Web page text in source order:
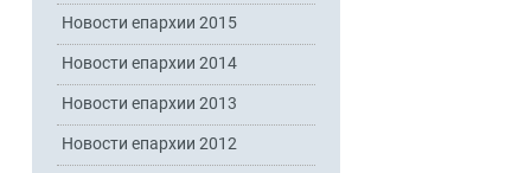
Новости епархии 2015
Новости епархии 2014
Новости епархии 2013
Новости епархии 2012